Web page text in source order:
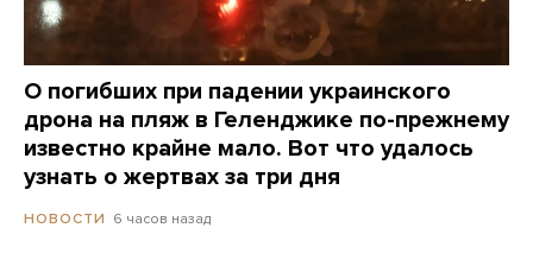
О погибших при падении украинского
дрона на пляж в Геленджике по-прежнему
известно крайне мало. Вот что удалось
узнать о жертвах за три дня
НОВОСТИ 6 часов назад